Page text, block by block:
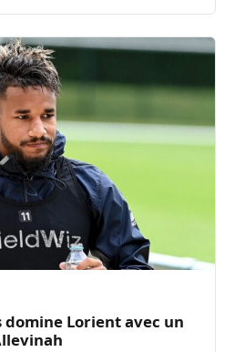
domine Lorient avec un